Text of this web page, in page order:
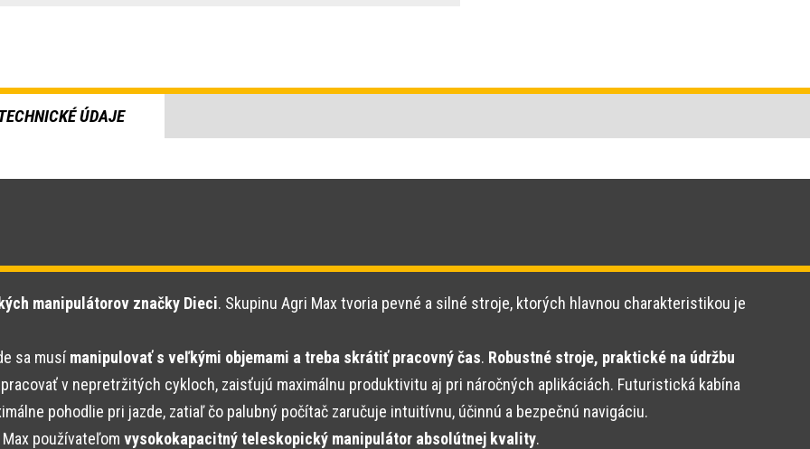
ÚDAJE
manipulátorov značky Dieci. Skupinu Agri Max tvoria pevné a silné stroje, ktorých hlavnou charakteristikou je
sa musímanipulovať s veľkými objemami a treba skrátiť pracovný čas. Robustné stroje, praktické na údržbu
v nepretržitých cykloch, zaisťujú maximálnu produktivitu aj pri náročných aplikáciách. Futuristická kabína
pohodlie pri jazde, zatiaľ čo palubný počítač zaručuje intuitívnu, účinnú a bezpečnú navigáciu.
používateľom vysokokapacitný teleskopický manipulátor absolútnej kvality.